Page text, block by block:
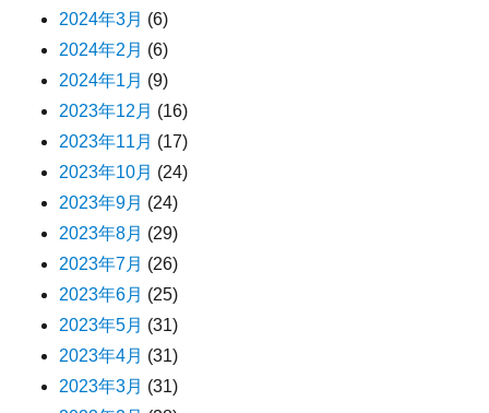
2024年3月 (6)
2024年2月 (6)
2024年1月 (9)
2023年12月 (16)
2023年11月 (17)
2023年10月 (24)
2023年9月 (24)
2023年8月 (29)
2023年7月 (26)
2023年6月 (25)
2023年5月 (31)
2023年4月 (31)
2023年3月 (31)